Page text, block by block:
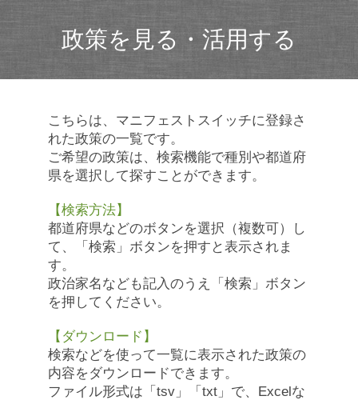
政策を見る・活用する
こちらは、マニフェストスイッチに登録さ
れた政策の一覧です。
ご希望の政策は、検索機能で種別や都道府
県を選択して探すことができます。
【検索方法】
都道府県などのボタンを選択（複数可）し
て、「検索」ボタンを押すと表示されま
す。
政治家名なども記入のうえ「検索」ボタン
を押してください。
【ダウンロード】
検索などを使って一覧に表示された政策の
内容をダウンロードできます。
ファイル形式は「tsv」「txt」で、Excelな